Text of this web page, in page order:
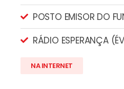
POSTO EMISOR DO
RÁDIO ESPERANÇA
NA INTERNET